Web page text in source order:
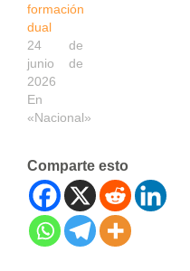
formación
dual
24 de
junio de
2026
En
«Nacional»
Comparte esto